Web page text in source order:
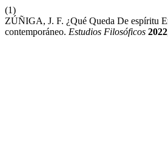
(1)
ZÚÑIGA, J. F. ¿Qué Queda De espíritu
contemporáneo. Estudios Filosóficos 2022